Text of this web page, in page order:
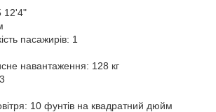
12'4"
пасажирів: 1
навантаження: 128 кг
10 фунтів на квадратний дюйм